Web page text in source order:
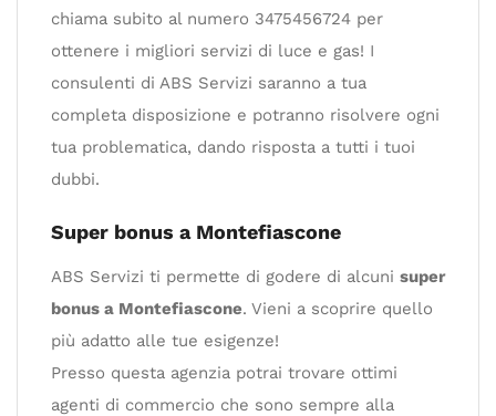
chiama subito al numero 3475456724 per
ottenere i migliori servizi di luce e gas! I
consulenti di ABS Servizi saranno a tua
completa disposizione e potranno risolvere ogni
tua problematica, dando risposta a tutti i tuoi
dubbi.
Super bonus a Montefiascone
ABS Servizi ti permette di godere di alcuni super
bonus a Montefiascone. Vieni a scoprire quello
più adatto alle tue esigenze!
Presso questa agenzia potrai trovare ottimi
agenti di commercio che sono sempre alla